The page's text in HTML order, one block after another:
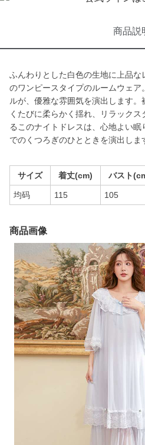
商品説
ふんわりとした白色の生地に上品
のワンピースタイプのルームウェア
ルが、優雅な雰囲気を演出します
くたびに柔らかく揺れ、リラック
るこのナイトドレスは、心地よい
でのくつろぎのひとときを演出しま
サイズ 着丈(cm) バスト
均码 115 105
商品画像